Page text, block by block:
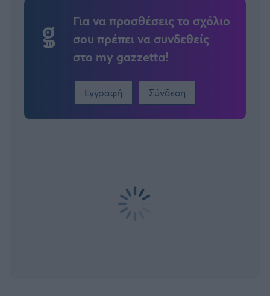
Για να προσθέσεις το σχόλιο
σου πρέπει να συνδεθείς
στο my gazzetta!
Εγγραφή Σύνδεση